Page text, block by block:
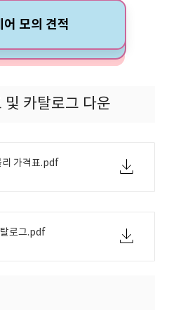
어 모의 견적
및 카탈로그 다운
가격표.pdf